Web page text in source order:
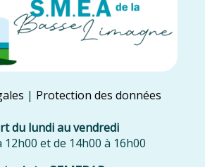
Protection des données
du lundi au vendredi
12h00 et de 14h00 à 16h00